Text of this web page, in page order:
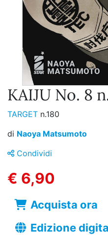
KAIJU No. 8
TARGET n.180
di Naoya Matsumoto
Condividi
€ 6,90
Acquista ora
Edizione